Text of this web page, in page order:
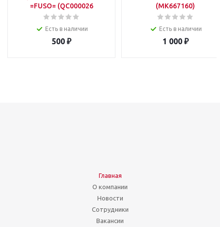
=FUSO= (QC000026
504362530)
Есть в наличии
500 ₽
(MK667160)
Есть в наличии
1 000₽
Главная
О компании
Новости
Сотрудники
Вакансии